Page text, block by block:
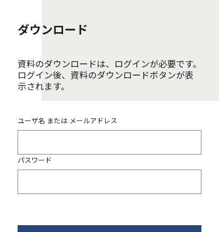
ダウンロード
資料のダウンロードは、ログインが必要です。
ログイン後、資料のダウンロードボタンが表
示されます。
ユーザ名 または メールアドレス
パスワード